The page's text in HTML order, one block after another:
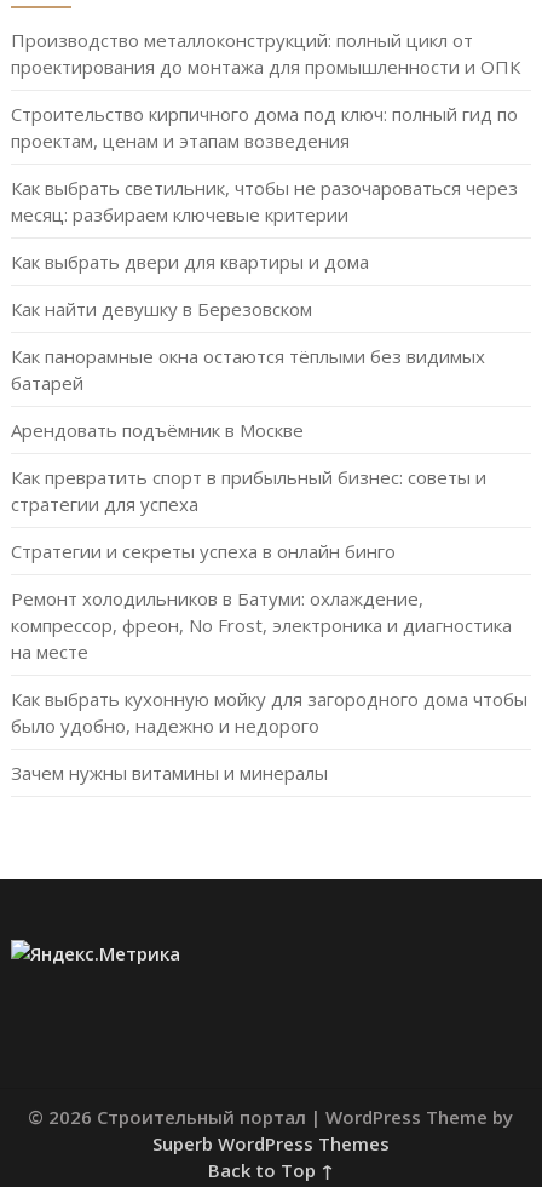
Производство металлоконструкций: полный цикл от
проектирования до монтажа для промышленности и ОПК
Строительство кирпичного дома под ключ: полный гид по
проектам, ценам и этапам возведения
Как выбрать светильник, чтобы не разочароваться через
месяц: разбираем ключевые критерии
Как выбрать двери для квартиры и дома
Как найти девушку в Березовском
Как панорамные окна остаются тёплыми без видимых
батарей
Арендовать подъёмник в Москве
Как превратить спорт в прибыльный бизнес: советы и
стратегии для успеха
Стратегии и секреты успеха в онлайн бинго
Ремонт холодильников в Батуми: охлаждение,
компрессор, фреон, No Frost, электроника и диагностика
на месте
Как выбрать кухонную мойку для загородного дома чтобы
было удобно, надежно и недорого
Зачем нужны витамины и минералы
© 2026 Строительный портал | WordPress Theme by
Superb WordPress Themes
Back to Top ↑